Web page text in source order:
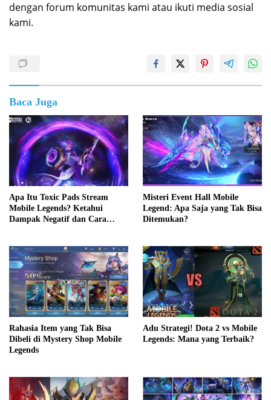
dengan forum komunitas kami atau ikuti media sosial
kami.
Baca Juga
Apa Itu Toxic Pads Stream
Mobile Legends? Ketahui
Dampak Negatif dan Cara
Misteri Event Hall Mobile
Legend: Apa Saja yang Tak Bisa
Ditemukan?
Rahasia Item yang Tak Bisa
Dibeli di Mystery Shop Mobile
Legends
Adu Strategi! Dota 2 vs Mobile
Legends: Mana yang Terbaik?